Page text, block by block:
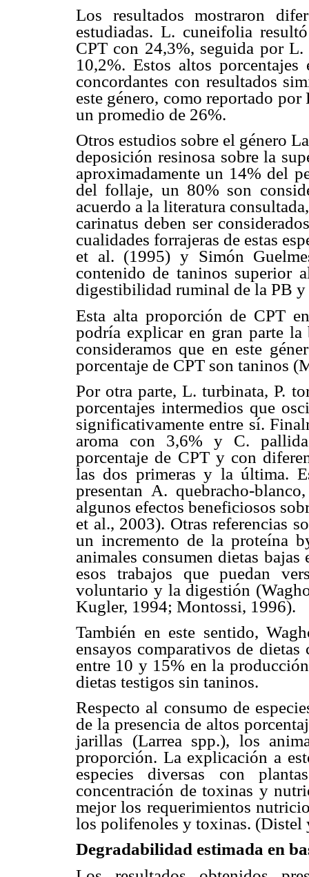
Los resultados mostraron
estudiadas. L. cuneifolia
CPT con 24,3%, seguida por
10,2%. Estos altos
concordantes con resultados
este género, como reportado
un promedio de 26%.
Otros estudios sobre el género
deposición resinosa sobre la
aproximadamente un 14% del
del follaje, un 80% son
acuerdo a la literatura
carinatus deben ser
cualidades forrajeras de estas
et al. (1995) y Simón
contenido de taninos superior
digestibilidad ruminal de la PB
Esta alta proporción de CPT
podría explicar en gran parte la
consideramos que en este
porcentaje de CPT son taninos
Por otra parte, L. turbinata, P.
porcentajes intermedios que
significativamente entre sí.
aroma con 3,6% y C.
porcentaje de CPT y con
las dos primeras y la última.
presentan A. quebracho-
algunos efectos beneficiosos
et al., 2003). Otras referencias
un incremento de la proteína
animales consumen dietas
esos trabajos que puedan
voluntario y la digestión
Kugler, 1994; Montossi, 1996).
También en este sentido,
ensayos comparativos de
entre 10 y 15% en la
dietas testigos sin taninos.
Respecto al consumo de
de la presencia de altos
jarillas (Larrea spp.), los
proporción. La explicación a
especies diversas con
concentración de toxinas y
mejor los requerimientos
los polifenoles y toxinas.
Degradabilidad estimada en